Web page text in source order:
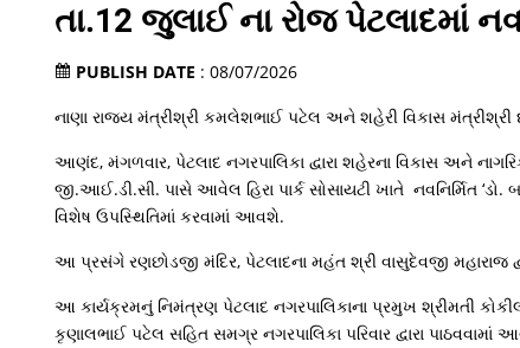
તા.12 જુલાઈ ના રોજ પેટલાદમાં
PUBLISH DATE : 08/07/2026
નાણા રાજ્ય મંત્રીશ્રી કમલેશભાઈ પટેલ અને શહેરી વિકાસ
આણંદ, મંગળવાર, પેટલાદ નગરપાલિકા દ્વારા શહેરના વિકાસ અને
જી.આઈ.ડી.સી. પાસે આવેલ હિરા પાર્ક સોસાયટી ખાતે નવનિર્મિત
વિશેષ ઉપસ્થિતિમાં કરવામાં આવશે.
આ પ્રસંગે રણછોડજી મંદિર, પેટલાદના મહંત શ્રી વાસુદેવજી
આ કાર્યક્રમનું નિમંત્રણ પેટલાદ નગરપાલિકાના પ્રમુખ શ્રીમતી
કૃણાલભાઈ પટેલ સહિત સમગ્ર નગરપાલિકા પરિવાર દ્વારા પાઠવવામાં